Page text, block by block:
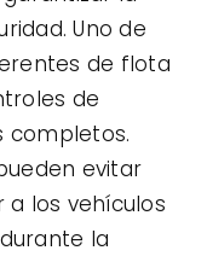
Uno de
de flota
de
completos.
evitar
los vehículos
la